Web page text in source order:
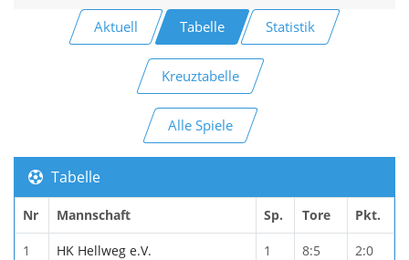
Aktuell Tabelle Statistik
Kreuztabelle
Alle Spiele
Tabelle
Nr Mannschaft Sp. Tore Pkt.
1 HK Hellweg e.V. 1 8:5 2:0